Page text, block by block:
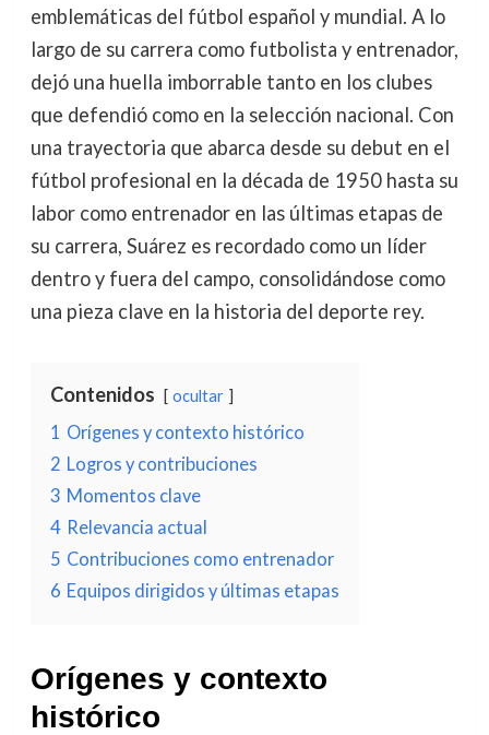
emblemáticas del fútbol español y mundial. A lo
largo de su carrera como futbolista y entrenador,
dejó una huella imborrable tanto en los clubes
que defendió como en la selección nacional. Con
una trayectoria que abarca desde su debut en el
fútbol profesional en la década de 1950 hasta su
labor como entrenador en las últimas etapas de
su carrera, Suárez es recordado como un líder
dentro y fuera del campo, consolidándose como
una pieza clave en la historia del deporte rey.
Contenidos ocultar
1 Orígenes y contexto histórico
2 Logros y contribuciones
3 Momentos clave
4 Relevancia actual
5 Contribuciones como entrenador
6 Equipos dirigidos y últimas etapas
Orígenes y contexto
histórico